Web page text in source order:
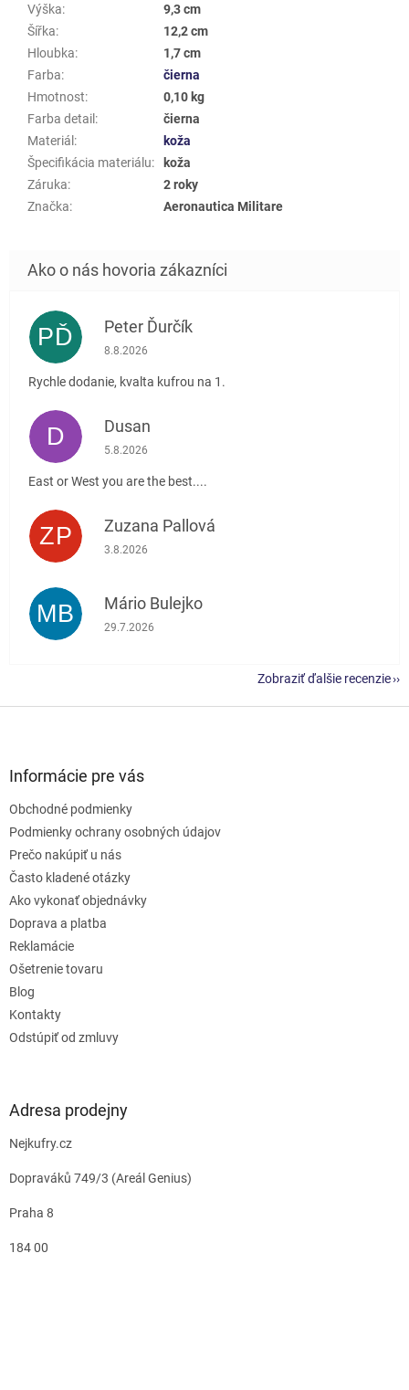
Výška:
9,3 cm
Šířka:
12,2 cm
Hloubka:
1,7 cm
Farba:
čierna
Hmotnost:
0,10 kg
Farba detail :
čierna
Materiál :
koža
Špecifikácia materiálu:
koža
Záruka:
2 roky
Značka: Aeronautica Militare
PĎ Peter Ďurčík
Hodnotenie obchodu je 5 z 5 hviezdičiek.
8.8.2026
Rychle dodanie, kvalta kufrou na 1.
D Dusan
Hodnotenie obchodu je 5 z 5 hviezdičiek.
5.8.2026
East or West you are the best....
ZP Zuzana Pallová
Hodnotenie obchodu je 5 z 5 hviezdičiek.
3.8.2026
MB Mário Bulejko
Hodnotenie obchodu je 5 z 5 hviezdičiek.
29.7.2026
Zobraziť ďalšie recenzie
Informácie pre vás
Obchodné podmienky
Podmienky ochrany osobných údajov
Prečo nakúpiť u nás
Často kladené otázky
Ako vykonať objednávky
Doprava a platba
Reklamácie
Ošetrenie tovaru
Blog
Kontakty
Odstúpiť od zmluvy
Adresa prodejny
Nejkufry.cz
Dopraváků 749/3 (Areál Genius)
Praha 8
184 00